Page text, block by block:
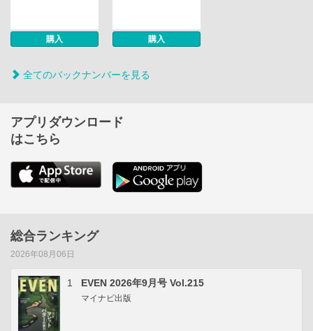
購入 購入
全てのバックナンバーを見る
アプリダウンロード
はこちら
総合ランキング
2026年08月06日
1 EVEN 2026年9月号 Vol.215
マイナビ出版